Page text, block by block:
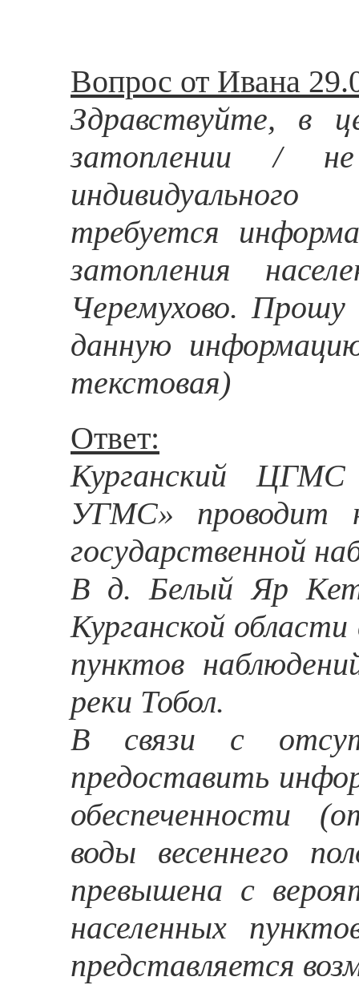
Вопрос от Ивана
Здравствуйте, в
затоплении /
требуется
затопления
Черемухово.
данную
текстовая)
Ответ:
Курганский
УГМС» проводит
государственной
В д. Белый Яр
Курганской
пунктов
реки Тобол.
В связи с
предоставить
обеспеченности
воды весеннего
превышена с
населенных
представляется